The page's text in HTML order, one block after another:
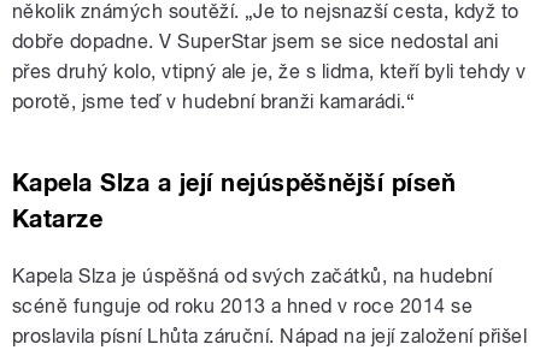
několik známých soutěží. „Je to nejsnazší cesta, když to
dobře dopadne. V SuperStar jsem se sice nedostal ani
přes druhý kolo, vtipný ale je, že s lidma, kteří byli tehdy v
porotě, jsme teď v hudební branži kamarádi.“
Kapela Slza a její nejúspěšnější píseň
Katarze
Kapela Slza je úspěšná od svých začátků, na hudební
scéně funguje od roku 2013 a hned v roce 2014 se
proslavila písní Lhůta záruční. Nápad na její založení přišel